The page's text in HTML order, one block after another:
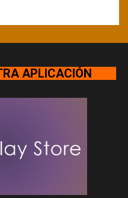
APLICACIÓN